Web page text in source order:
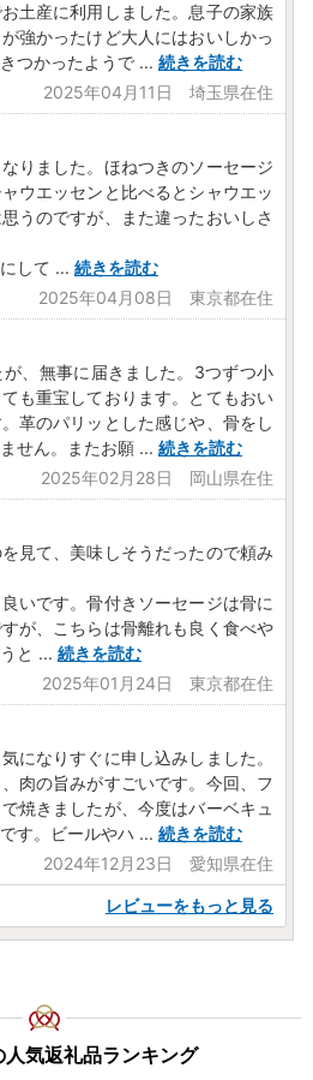
土産に利用しました。息子の家族
強かったけど大人にはおいしかっ
つかったようで ... 続きを読む
2025年04月11日 埼玉県在住
りました。ほねつきのソーセージ
ウエッセンと比べるとシャウエッ
うのですが、また違ったおいしさ
して ... 続きを読む
2025年04月08日 東京都在住
、無事に届きました。3つずつ小
も重宝しております。とてもおい
革のパリッとした感じや、骨をし
せん。またお願 ... 続きを読む
2025年02月28日 岡山県在住
見て、美味しそうだったので頼み
いです。骨付きソーセージは骨に
が、こちらは骨離れも良く食べや
と ... 続きを読む
2025年01月24日 東京都在住
になりすぐに申し込みしました。
肉の旨みがすごいです。今回、フ
焼きましたが、今度はバーベキュ
す。ビールやハ ... 続きを読む
2024年12月23日 愛知県在住
レビューをもっと見る
人気返礼品ランキング